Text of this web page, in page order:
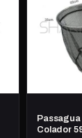
Passagua
Colador